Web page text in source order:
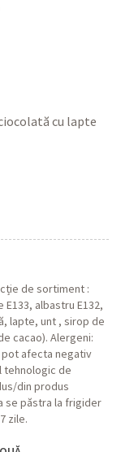
cu lapte
de sortiment :
E133, albastru E132,
lapte, unt , sirop de
cacao). Alergeni:
pot afecta negativ
tehnologic de
din produs
se păstra la frigider
zile.